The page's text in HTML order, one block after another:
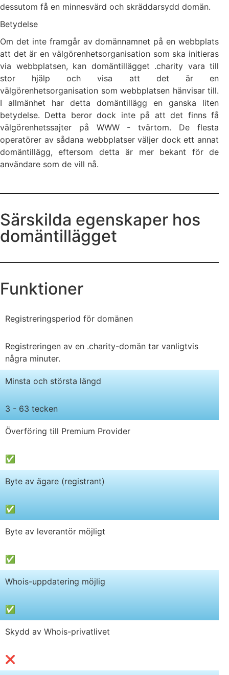
dessutom få en minnesvärd och skräddarsydd domän.
Betydelse
Om det inte framgår av domännamnet på en webbplats
att det är en välgörenhetsorganisation som ska initieras
via webbplatsen, kan domäntillägget .charity vara till
stor hjälp och visa att det är en
välgörenhetsorganisation som webbplatsen hänvisar till.
I allmänhet har detta domäntillägg en ganska liten
betydelse. Detta beror dock inte på att det finns få
välgörenhetssajter på WWW - tvärtom. De flesta
operatörer av sådana webbplatser väljer dock ett annat
domäntillägg, eftersom detta är mer bekant för de
användare som de vill nå.
Särskilda egenskaper hos
domäntillägget
Funktioner
Registreringsperiod för domänen
Registreringen av en .charity-domän tar vanligtvis
några minuter.
Minsta och största längd
3 - 63 tecken
Överföring till Premium Provider
✅
Byte av ägare (registrant)
✅
Byte av leverantör möjligt
✅
Whois-uppdatering möjlig
✅
Skydd av Whois-privatlivet
❌